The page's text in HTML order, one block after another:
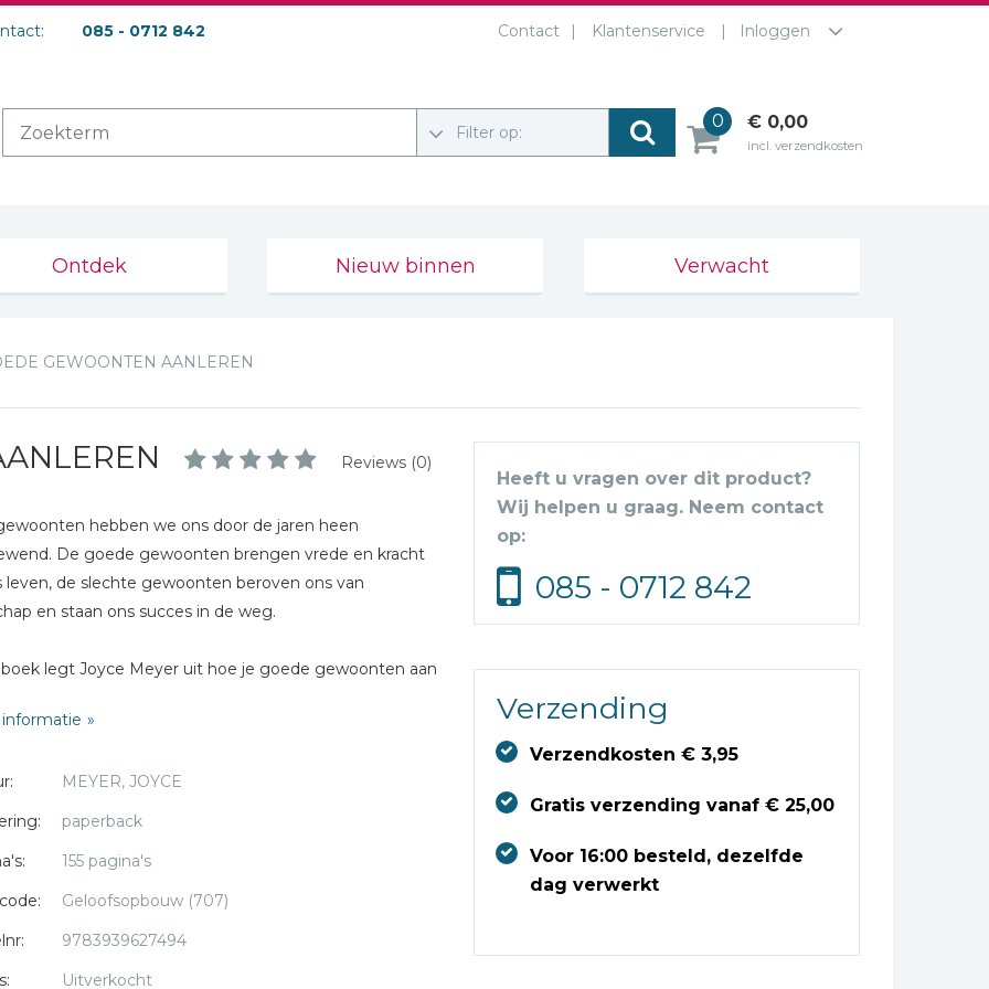
085 - 0712 842 Contact Klantenservice Inloggen
Filter op:
0 € 0,00
incl. verzendkosten
Ontdek Nieuw binnen Verwacht
GEWOONTEN AANLEREN
Reviews (0)
hebben we ons door de jaren heen
De goede gewoonten brengen vrede en kracht
leven, de slechte gewoonten beroven ons van
en staan ons succes in de weg.
legt Joyce Meyer uit hoe je goede gewoonten aan
De belangrijkste gewoonte komt als eerste: de
je doet op de eerste plaats zet, heb je een
voordeel.
worden veertien gewoonten beschreven die erbij
een streep door frustratie, moedeloosheid en stress te
MEYER, JOYCE
paperback
155 pagina's
Geloofsopbouw (707)
9783939627494
Uitverkocht
Heeft u vragen over dit product?
Wij helpen u graag. Neem contact
op:
085 - 0712 842
Verzending
Verzendkosten € 3,95
Gratis verzending vanaf € 25,00
Voor 16:00 besteld, dezelfde
dag verwerkt